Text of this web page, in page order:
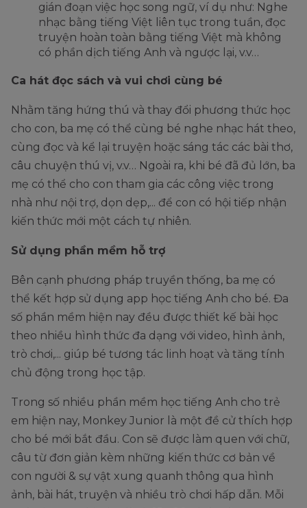
gián đoạn việc học song ngữ, ví dụ như: Nghe
nhạc bằng tiếng Việt liên tục trong tuần, đọc
truyện hoàn toàn bằng tiếng Việt mà không
có phần dịch tiếng Anh và ngược lại, v.v…
Ca hát đọc sách và vui chơi cùng bé
Nhằm tăng hứng thú và thay đổi phương thức học
cho con, ba mẹ có thể cùng bé nghe nhạc hát theo,
cùng đọc và kể lại truyện hoặc sáng tác các bài thơ,
câu chuyện thú vị, v.v… Ngoài ra, khi bé đã đủ lớn, ba
mẹ có thể cho con tham gia các công việc trong
nhà như nội trợ, dọn dẹp,... để con có hội tiếp nhận
kiến thức mới một cách tự nhiên.
Sử dụng phần mềm hỗ trợ
Bên cạnh phương pháp truyền thống, ba mẹ có
thể kết hợp sử dụng app học tiếng Anh cho bé. Đa
số phần mềm hiện nay đều được thiết kế bài học
theo nhiều hình thức đa dạng với video, hình ảnh,
trò chơi,... giúp bé tương tác linh hoạt và tăng tính
chủ động trong học tập.
Trong số nhiều phần mềm học tiếng Anh cho trẻ
em hiện nay, Monkey Junior là một đề cử thích hợp
cho bé mới bắt đầu. Con sẽ được làm quen với chữ,
câu từ đơn giản kèm những kiến thức cơ bản về
con người & sự vật xung quanh thông qua hình
ảnh, bài hát, truyện và nhiều trò chơi hấp dẫn. Mỗi